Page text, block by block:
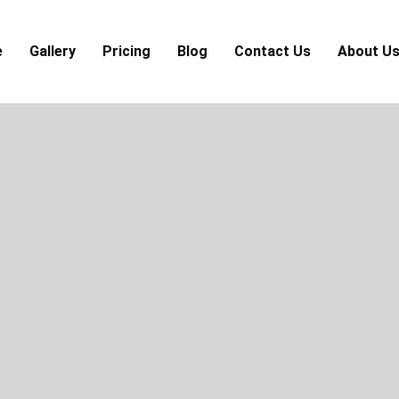
Gallery Pricing Blog Contact Us About Us